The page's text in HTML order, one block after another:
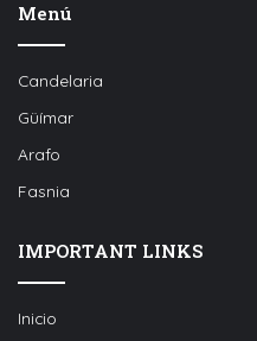
Menú
Candelaria
Güímar
Arafo
Fasnia
IMPORTANT LINKS
Inicio